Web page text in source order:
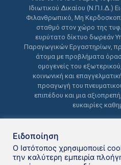
Ιδιωτικού Δικαίου (Ν.Π.Ι.Δ.)
Φιλανθρωπικό, Μη
σταθμό στον χώρο της
ευρύτατο δίκτυο δωρεάν
Παραγωγικών Εργαστηρίων,
άτομα με προβλήματα
ομογενείς του
κοινωνική και
προαγωγή του
επιπέδου και μια
ευκαιρίες
Ειδοποίηση
Ο Ιστότοπος χρησιμοποιεί
την καλύτερη εμπειρία